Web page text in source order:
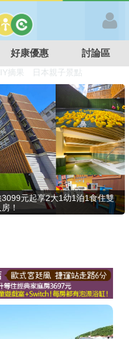
好康優惠 討論區
摘果
日本親子景點
餐廳 溫泉泡湯SPA
元起享2大1幼1泊1食住雙
！